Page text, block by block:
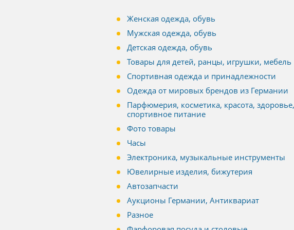
Женская одежда, обувь
Мужская одежда, обувь
Детская одежда, обувь
Товары для детей, ранцы, игрушки, мебель
Спортивная одежда и принадлежности
Одежда от мировых брендов из Германии
Парфюмерия, косметика, красота, здоровье,
спортивное питание
Фото товары
Часы
Электроника, музыкальные инструменты
Ювелирные изделия, бижутерия
Автозапчасти
Аукционы Германии, Антиквариат
Разное